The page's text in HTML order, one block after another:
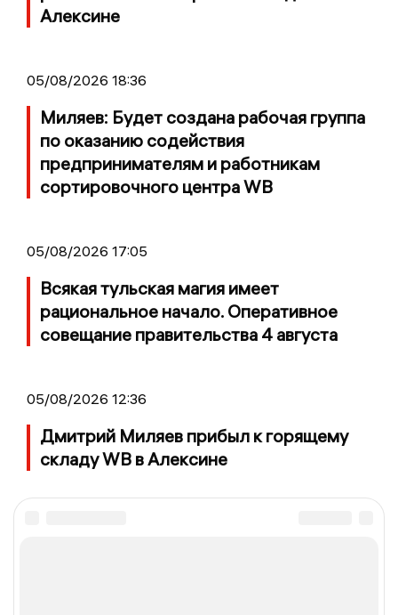
Алексине
05/08/2026 18:36
Миляев: Будет создана рабочая группа
по оказанию содействия
предпринимателям и работникам
сортировочного центра WB
05/08/2026 17:05
Всякая тульская магия имеет
рациональное начало. Оперативное
совещание правительства 4 августа
05/08/2026 12:36
Дмитрий Миляев прибыл к горящему
складу WB в Алексине